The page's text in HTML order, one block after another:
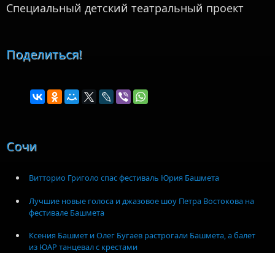
Специальный детский театральный проект
Поделиться!
Сочи
Витторио Григоло спас фестиваль Юрия Башмета
Лучшие новые голоса и джазовое шоу Петра Востокова на
фестивале Башмета
Ксения Башмет и Олег Бугаев растрогали Башмета, а балет
из ЮАР танцевал с крестами